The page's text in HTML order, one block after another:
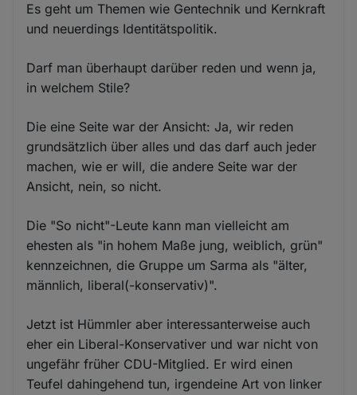
Es geht um Themen wie Gentechnik und Kernkraft
und neuerdings Identitätspolitik.
Darf man überhaupt darüber reden und wenn ja,
in welchem Stile?
Die eine Seite war der Ansicht: Ja, wir reden
grundsätzlich über alles und das darf auch jeder
machen, wie er will, die andere Seite war der
Ansicht, nein, so nicht.
Die "So nicht"-Leute kann man vielleicht am
ehesten als "in hohem Maße jung, weiblich, grün"
kennzeichnen, die Gruppe um Sarma als "älter,
männlich, liberal(-konservativ)".
Jetzt ist Hümmler aber interessanterweise auch
eher ein Liberal-Konservativer und war nicht von
ungefähr früher CDU-Mitglied. Er wird einen
Teufel dahingehend tun, irgendeine Art von linker